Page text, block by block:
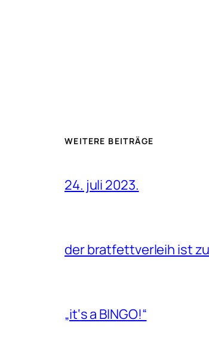
WEITERE BEITRÄGE
24. juli 2023.
der bratfettverleih ist
„it‘s a BINGO!“